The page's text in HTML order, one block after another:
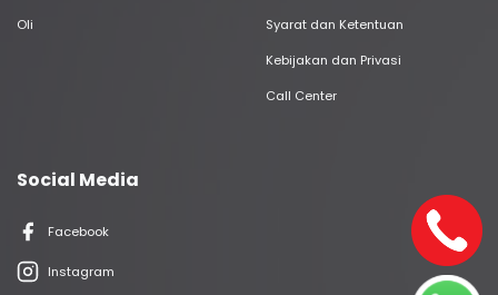
Oli
Syarat dan Ketentuan
Kebijakan dan Privasi
Call Center
Social Media
Facebook
Instagram